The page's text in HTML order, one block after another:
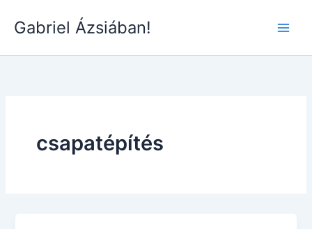
Gabriel Ázsiában!
csapatépítés